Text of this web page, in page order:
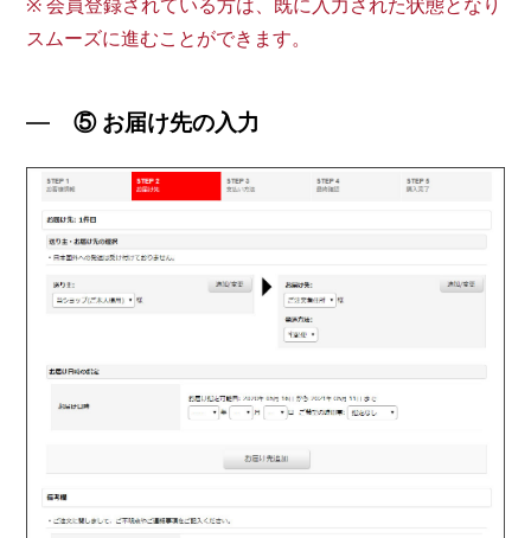
※ 会員登録されている方は、既に入力された状態となり
スムーズに進むことができます。
⑤ お届け先の入力